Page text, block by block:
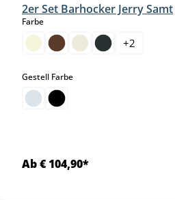
2er Set Barhocker Jerry Samt
Farbeauswählen
+2
Gestell Farbeauswählen
Ab € 104,90*